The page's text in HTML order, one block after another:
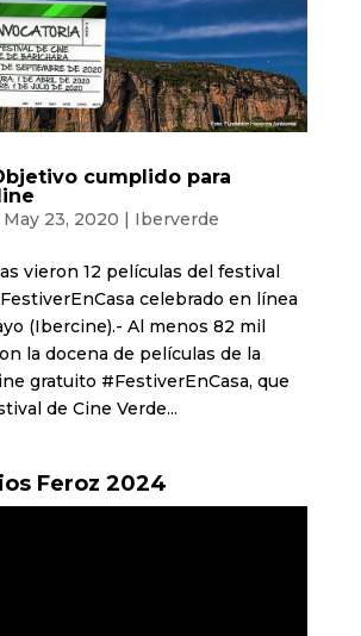
cumplido para
May 23, 2020 | Iberverde
vieron 12 películas del festival
celebrado en línea
(Ibercine).- Al menos 82 mil
la docena de películas de la
gratuito #FestiverEnCasa, que
de Cine Verde...
Feroz 2024